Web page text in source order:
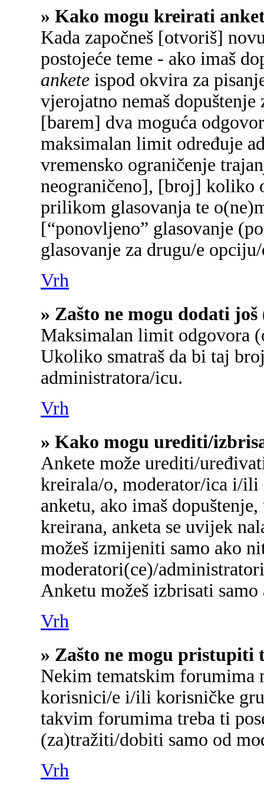
» Kako mogu kreirati
Kada započneš [otvoriš]
postojeće teme - ako imaš
ankete ispod okvira za
vjerojatno nemaš
[barem] dva moguća
maksimalan limit određuje
vremensko ograničenje
neograničeno], [broj] koliko
prilikom glasovanja te
[“ponovljeno” glasovanje
glasovanje za drugu/e
Vrh
» Zašto ne mogu dodati
Maksimalan limit odgovora
Ukoliko smatraš da bi taj
administratora/icu.
Vrh
» Kako mogu urediti/
Ankete može urediti/
kreirala/o, moderator/ica i/
anketu, ako imaš
kreirana, anketa se uvijek
možeš izmijeniti samo ako
moderatori(ce)/
Anketu možeš izbrisati
Vrh
» Zašto ne mogu pristupiti
Nekim tematskim forumima
korisnici/e i/ili korisničke
takvim forumima treba ti
(za)tražiti/dobiti samo od
Vrh